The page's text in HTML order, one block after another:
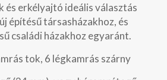
és erkélyajtó ideális választás
építésű társasházakhoz, és
családi házakhoz egyaránt.
tok, 6 légkamrás szárny